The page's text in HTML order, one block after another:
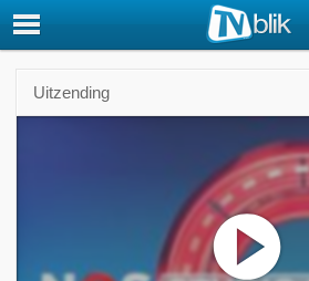
Uitzending